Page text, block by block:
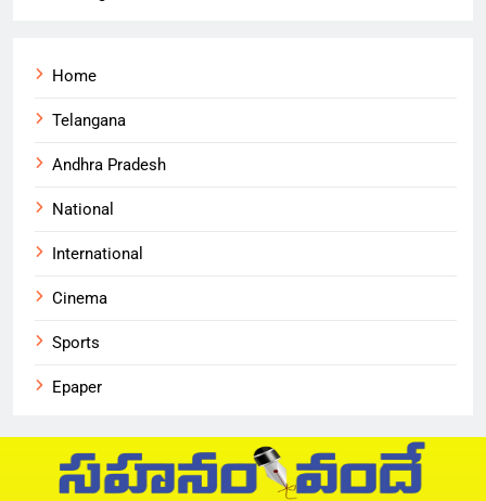
Home
Telangana
Andhra Pradesh
National
International
Cinema
Sports
Epaper